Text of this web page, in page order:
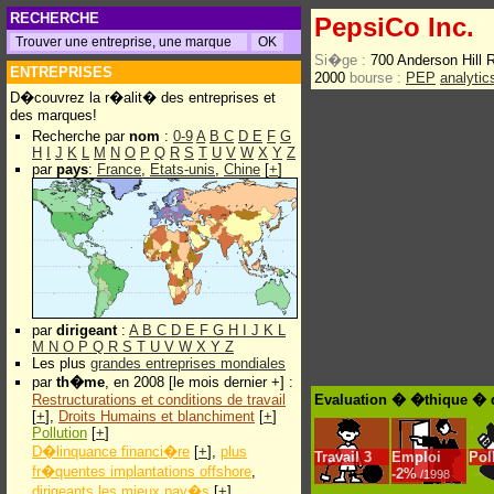
RECHERCHE
ENTREPRISES
D�couvrez la r�alit� des entreprises et
des marques!
Recherche par nom : 0-9 A B C D E F G
H
J K L M N O P Q R S T U V W X Y Z
par pays: France, Etats-unis, Chine [+]
par dirigeant: A B C D E F G H J K L
M N O P Q R S T U V W X Y Z
Les plus grandes entreprises mondiales
par th�me, en 2008 [le mois dernier +] :
Restructurations et conditions de travail
[+], Droits Humains et blanchiment [+]
Pollution [+]
D�linquance financi�re [+], plus
fr�quentes implantations offshore,
PepsiCo Inc.
Si�ge : 700 Anderson Hill
2000 bourse : PEP
Evaluation � �thique �
Travail 3
Emploi
-2% /1998